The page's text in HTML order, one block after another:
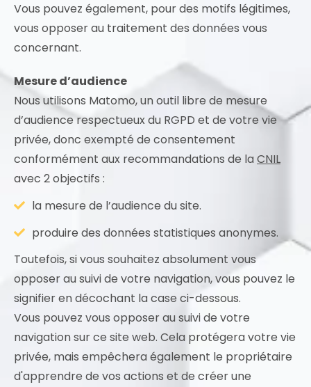
Vous pouvez également, pour des motifs légitimes,
vous opposer au traitement des données vous
concernant.
Mesure d’audience
Nous utilisons Matomo, un outil libre de mesure
d’audience respectueux du RGPD et de votre vie
privée, donc exempté de consentement
conformément aux recommandations de la CNIL
avec 2 objectifs :
la mesure de l’audience du site.
produire des données statistiques anonymes.
Toutefois, si vous souhaitez absolument vous
opposer au suivi de votre navigation, vous pouvez le
signifier en décochant la case ci-dessous.
Vous pouvez vous opposer au suivi de votre
navigation sur ce site web. Cela protégera votre vie
privée, mais empêchera également le propriétaire
d'apprendre de vos actions et de créer une